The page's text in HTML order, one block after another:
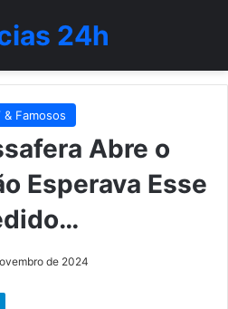
24h
& Famosos
Abre o
Esperava Esse
de 2024
Telegram